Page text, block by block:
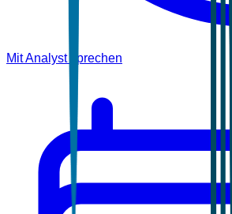
Mit Analyst sprechen